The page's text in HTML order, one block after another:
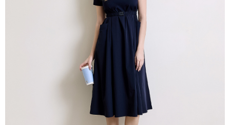
每筆NT$60，滿NT$1,500(含以上)免運費
每筆NT$90，滿NT$1,500(含以上)免運費
每筆NT$225，滿NT$1,500(含以上)免運費